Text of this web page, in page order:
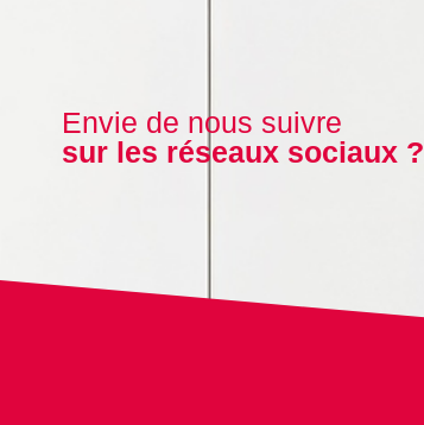
Envie de nous suivre
sur les réseaux sociaux ?